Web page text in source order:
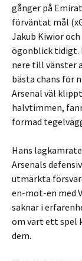
gånger på
förväntat mål
Jakub Kiwior
ögonblick tidigt.
nere till vänster
bästa chans för
Arsenal väl
halvtimmen,
formad
Hans
Arsenals
utmärkta
en-mot-en med
saknar i
om vart ett spel
dem.